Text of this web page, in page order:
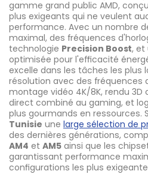
gamme grand public AMD,
plus exigeants qui ne veulent
performance. Avec un nombre
maximal, des fréquences
technologie Precision Boost, et
optimisée pour l'efficacité
excelle dans les tâches les plus
résolution avec des fréquences
montage vidéo 4K/8K, rendu
direct combiné au gaming, et
plus gourmands en ressources.
Tunisie une large sélection de
des dernières générations,
AM4 et AM5 ainsi que les
garantissant performance
configurations les plus